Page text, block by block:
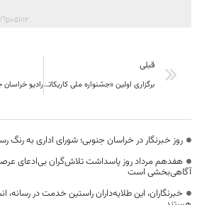
قبلی
برگزاری اولین «جشنواره ملی کاریکاتور کارآ»
روز خبرنگار در خراسان جنوبی؛ شورای اداری به رنگ
هفدهم مرداد روز پاسداشت تلاش‌گران بی‌ادعای
آگاهی‌بخشی است
خبرنگاران، این طلایه‌داران راستین خدمت در رسانه،